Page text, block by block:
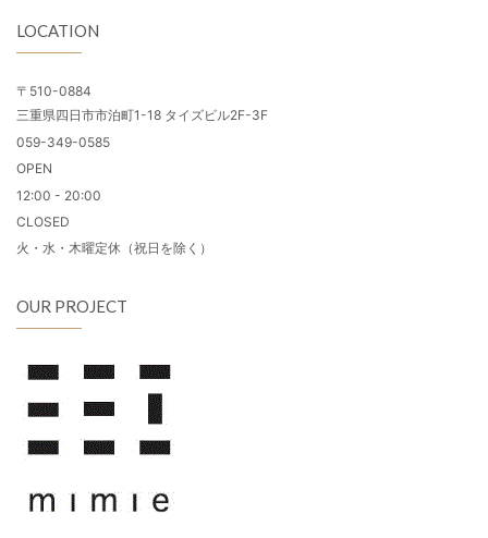
LOCATION
〒510-0884
三重県四日市市泊町1-18 タイズビル2F-3F
059-349-0585
OPEN
12:00 - 20:00
CLOSED
火・水・木曜定休（祝日を除く）
OUR PROJECT